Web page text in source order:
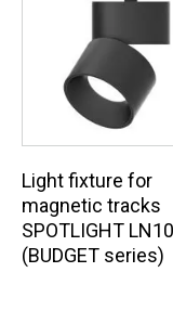
Light fixture for
magnetic tracks
SPOTLIGHT
(BUDGET series)